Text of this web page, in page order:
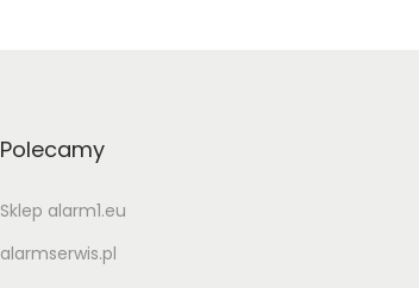
Polecamy
Sklep alarm1.eu
alarmserwis.pl